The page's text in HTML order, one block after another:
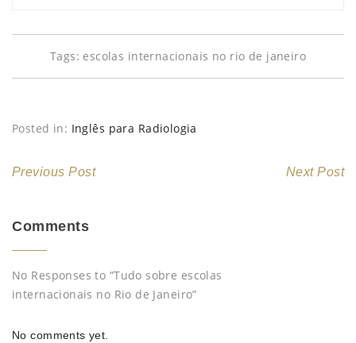
Tags: escolas internacionais no rio de janeiro
Posted in: Inglês para Radiologia
Previous Post Next Post
Comments
No Responses to “Tudo sobre escolas
internacionais no Rio de Janeiro”
No comments yet.